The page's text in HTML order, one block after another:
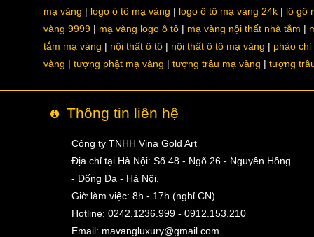
mạ vàng
logo ô tô mạ vàng logo ô tô mạ vàng 24k
lô gô
vàng 9999
mạ vàng logo ô tô mạ vàng nội thất nhà tắm
tắm mạ vàng
nội thất ô tô nội thất ô tô mạ vàng
phào chỉ
vàng
tượng phật mạ vàng tượng trâu mạ vàng tượng
Thông tin liên hệ
Công ty TNHH Vina Gold Art
Địa chỉ tại Hà Nội: Số 48 - Ngõ 26 - Nguyên Hồng
- Đống Đa - Hà Nội.
Giờ làm việc: 8h - 17h (nghỉ CN)
Hotline: 0242.1236.999 - 0912.153.210
Email: mavangluxury@gmail.com